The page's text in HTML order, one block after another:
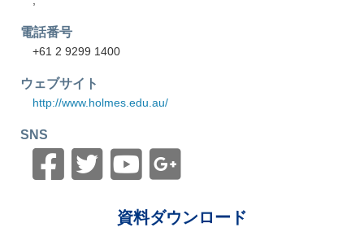
電話番号
+61 2 9299 1400
ウェブサイト
http://www.holmes.edu.au/
SNS
資料ダウンロード